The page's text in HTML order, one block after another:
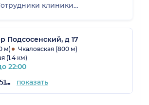
клиники
чистенькая. Выдали еще QR-код
в Госреестр. За результатом в
я приходила сама, но
на почту, т.к. электронный
тоже был нужен.
Подсосенский, д 17
м)
Чкаловская (800 м)
(1.4 км)
22:00
+7 (495) 152-51-82 показать